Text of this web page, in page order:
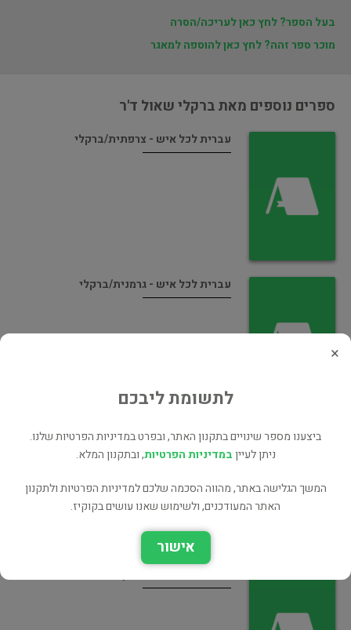
בעל הספר? לחץ כאן לעריכה/הסרה
מוכר ספר זהה? לחץ כאן להוספה למאגר
ספרים נוספים מאת ברקלי שאול ד'ר
עברית לכל איש - צרפתית/ברקלי
עברית לכל איש - גרמנית/ברקלי
×
לתשומת ליבכם
ביצענו מספר שינויים בתקנון האתר, ובפרט במדיניות הפרטיות שלנו.
ניתן לעייןבמדיניות הפרטיות, ובתקנון המלא.
המשך הגלישה באתר, מהווה הסכמה שלכם למדיניות הפרטיות ולתקנון
האתר המעודכנים, ולשימוש שאנו עושים בקוקיז.
אישור